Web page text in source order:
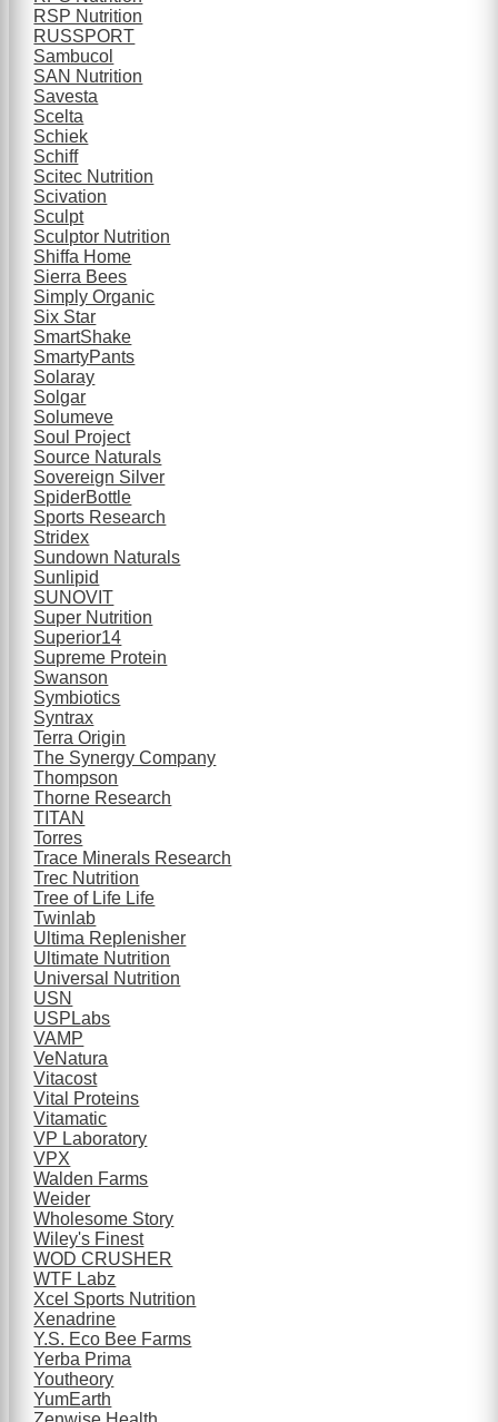
RSP Nutrition
RUSSPORT
Sambucol
SAN Nutrition
Savesta
Scelta
Schiek
Schiff
Scitec Nutrition
Scivation
Sculpt
Sculptor Nutrition
Shiffa Home
Sierra Bees
Simply Organic
Six Star
SmartShake
SmartyPants
Solaray
Solgar
Solumeve
Soul Project
Source Naturals
Sovereign Silver
SpiderBottle
Sports Research
Stridex
Sundown Naturals
Sunlipid
SUNOVIT
Super Nutrition
Superior14
Supreme Protein
Swanson
Symbiotics
Syntrax
Terra Origin
The Synergy Company
Thompson
Thorne Research
TITAN
Torres
Trace Minerals Research
Trec Nutrition
Tree of Life Life
Twinlab
Ultima Replenisher
Ultimate Nutrition
Universal Nutrition
USN
USPLabs
VAMP
VeNatura
Vitacost
Vital Proteins
Vitamatic
VP Laboratory
VPX
Walden Farms
Weider
Wholesome Story
Wiley's Finest
WOD CRUSHER
WTF Labz
Xcel Sports Nutrition
Xenadrine
Y.S. Eco Bee Farms
Yerba Prima
Youtheory
YumEarth